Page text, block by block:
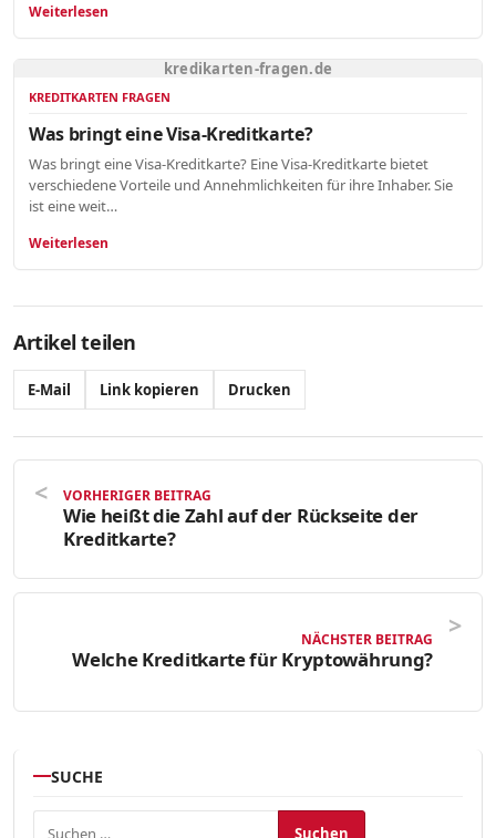
Weiterlesen
kredikarten-fragen.de
KREDITKARTEN FRAGEN
Was bringt eine Visa-Kreditkarte?
Was bringt eine Visa-Kreditkarte? Eine Visa-Kreditkarte bietet
verschiedene Vorteile und Annehmlichkeiten für ihre Inhaber. Sie
ist eine weit…
Weiterlesen
Artikel teilen
E-Mail Link kopieren Drucken
VORHERIGER BEITRAG
Wie heißt die Zahl auf der Rückseite der
Kreditkarte?
NÄCHSTER BEITRAG
Welche Kreditkarte für Kryptowährung?
SUCHE